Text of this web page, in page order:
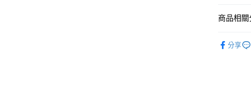
Google
商品相關
分享